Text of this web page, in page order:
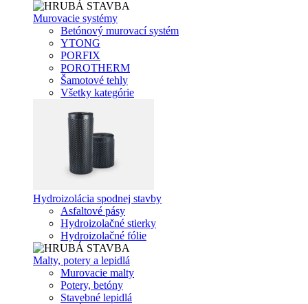
Murovacie systémy
Betónový murovací systém
YTONG
PORFIX
POROTHERM
Šamotové tehly
Všetky kategórie
Hydroizolácia spodnej stavby
Asfaltové pásy
Hydroizolačné stierky
Hydroizolačné fólie
Malty, potery a lepidlá
Murovacie malty
Potery, betóny
Stavebné lepidlá